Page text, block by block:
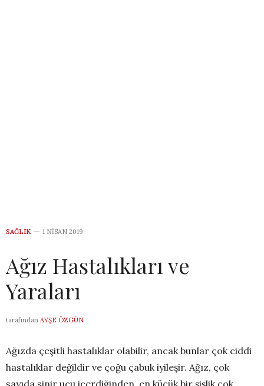
SAĞLIK 1 NISAN 2019
Ağız Hastalıkları ve
Yaraları
tarafından AYŞE ÖZGÜN
Ağızda çeşitli hastalıklar olabilir, ancak bunlar çok ciddi
hastalıklar değildir ve çoğu çabuk iyileşir. Ağız, çok
sayıda sinir ucu içerdiğinden, en küçük bir şişlik çok